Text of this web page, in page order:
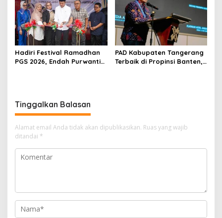
Hadiri Festival Ramadhan
PGS 2026, Endah Purwanti
PAD Kabupaten Tangerang
Terbaik di Propinsi Banten,
Tinggalkan Balasan
Alamat email Anda tidak akan dipublikasikan. Ruas yang wajib
ditandai *